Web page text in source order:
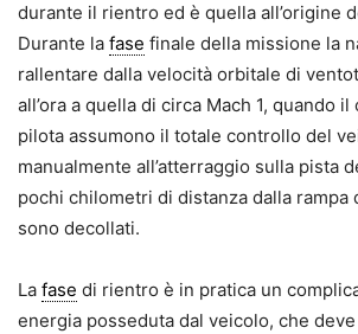
durante il rientro ed è quella all’origine
Durante la fase finale della missione la
rallentare dalla velocità orbitale di
all’ora a quella di circa Mach 1, quando
pilota assumono il totale controllo del
manualmente all’atterraggio sulla pista
pochi chilometri di distanza dalla rampa
sono decollati.
La fase di rientro è in pratica un
energia posseduta dal veicolo, che